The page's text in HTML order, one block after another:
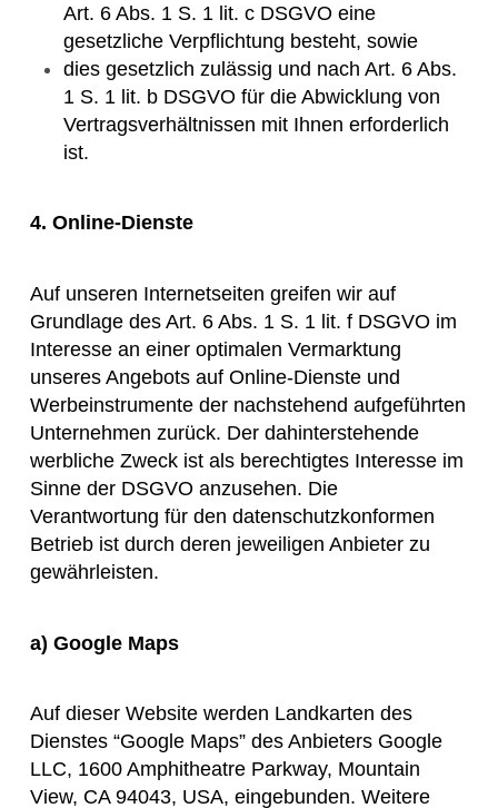
Art. 6 Abs. 1 S. 1 lit. c DSGVO eine
gesetzliche Verpflichtung besteht, sowie
dies gesetzlich zulässig und nach Art. 6 Abs.
1 S. 1 lit. b DSGVO für die Abwicklung von
Vertragsverhältnissen mit Ihnen erforderlich
ist.
4. Online-Dienste
Auf unseren Internetseiten greifen wir auf
Grundlage des Art. 6 Abs. 1 S. 1 lit. f DSGVO im
Interesse an einer optimalen Vermarktung
unseres Angebots auf Online-Dienste und
Werbeinstrumente der nachstehend aufgeführten
Unternehmen zurück. Der dahinterstehende
werbliche Zweck ist als berechtigtes Interesse im
Sinne der DSGVO anzusehen. Die
Verantwortung für den datenschutzkonformen
Betrieb ist durch deren jeweiligen Anbieter zu
gewährleisten.
a) Google Maps
Auf dieser Website werden Landkarten des
Dienstes “Google Maps” des Anbieters Google
LLC, 1600 Amphitheatre Parkway, Mountain
View, CA 94043, USA, eingebunden. Weitere